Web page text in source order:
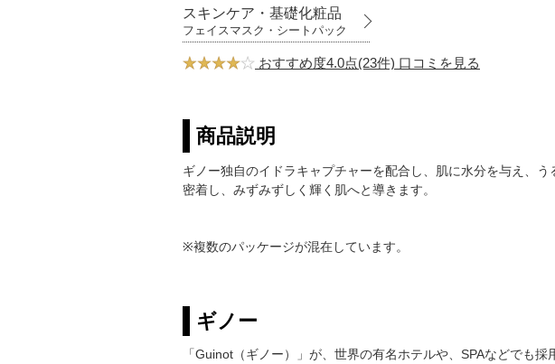
スキンケア・基礎化粧品
フェイスマスク・シートパック
おすすめ度4.0点(23件) 口コミを見る
商品説明
ギノー独自のイドラキャプチャーを配合し、肌に水分を与え、
密着し、みずみずしく輝く肌へと導きます。
※複数のパッケージが混在しています。
ギノー
「Guinot（ギノー）」が、世界の有名ホテルや、SPAなどでも